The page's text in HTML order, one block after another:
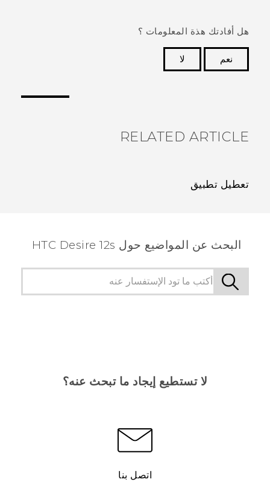
هل أفادتك هذة المعلومات ؟
نعم
لا
RELATED ARTICLE
تعطيل تطبيق
البحث عن المواضيع حول HTC Desire 12s
لا تستطيع إيجاد ما تبحث عنه؟
اتصل بنا